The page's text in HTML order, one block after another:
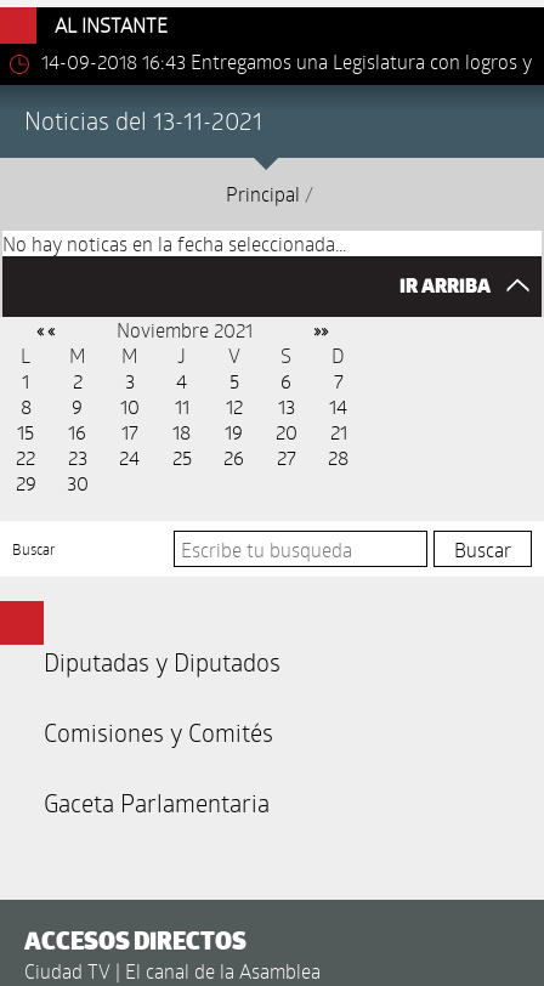
AL INSTANTE
14-09-2018 16:43 Entregamos una Legislatura con logros y
Noticias del 13-11-2021
Principal /
No hay noticas en la fecha seleccionada...
IR ARRIBA
« « Noviembre 2021 »»
L M M J V S
D
1
2 3 4 5 6
7
8
9 10 11 12 13
14
15
16 17 18 19 20
21
22
23 24 25 26 27
28
29
30
Buscar
Diputadas y Diputados
Comisiones y Comités
Gaceta Parlamentaria
ACCESOS DIRECTOS
Ciudad TV | El canal de la Asamblea